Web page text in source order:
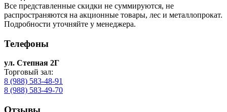
Все представленные скидки не суммируются, не
распространяются на акционные товары, лес и металлопрокат.
Подробности уточняйте у менеджера.
Телефоны
ул. Степная 2Г
Торговый зал:
8 (988) 583-48-91
8 (988) 583-49-70
Отзывы